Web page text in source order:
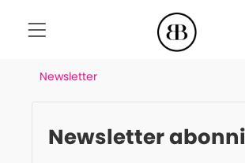
Newsletter
Newsletter